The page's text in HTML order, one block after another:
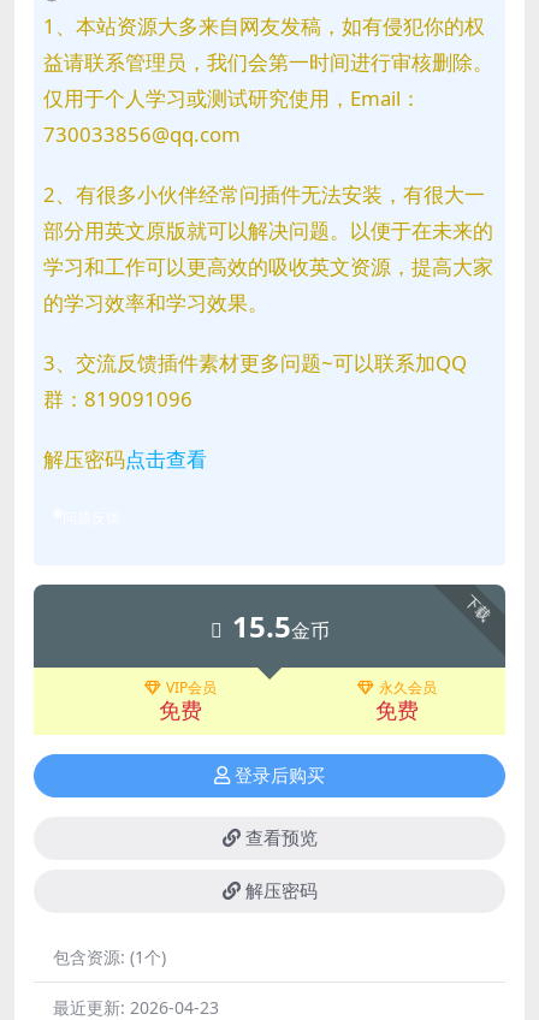
1、本站资源大多来自网友发稿，如有侵犯你的权
益请联系管理员，我们会第一时间进行审核删除。
仅用于个人学习或测试研究使用，Email：
730033856@qq.com
2、有很多小伙伴经常问插件无法安装，有很大一
部分用英文原版就可以解决问题。以便于在未来的
学习和工作可以更高效的吸收英文资源，提高大家
的学习效率和学习效果。
3、交流反馈插件素材更多问题~可以联系加QQ
群：819091096
解压密码点击查看
下载
15.5金币
VIP会员
免费
永久会员
免费
登录后购买
查看预览
解压密码
包含资源: (1个)
最近更新: 2026-04-23